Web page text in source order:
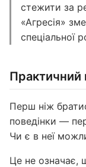
стежити за
«Агресія»
спеціальної
Практичний
Перш ніж
поведінки —
Чи є в неї
Це не означає,